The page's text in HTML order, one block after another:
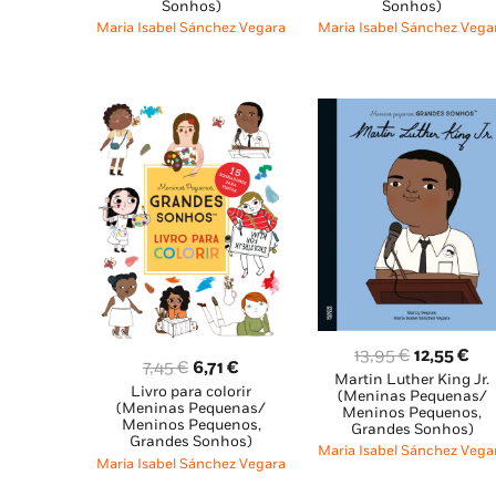
era:
13,95 €.12,55 €.
Sonhos)
Maria Isabel Sánchez Vegara
era:
13,95 €.
Sonhos)
Maria Isabel Sánchez
7,45€ O
preço
original
era:
7,45 €.
6,71 €
preço
atual
é:
6,71 €.
Livro para colorir
(Meninas Pequenas/
Meninos Pequenos,
Grandes Sonhos)
Maria Isabel Sánchez Vegara
13,95€O
preço
original
era:
13,95 €.
12,55€
é:
Martin Luther King Jr.
(Meninas Pequenas/
Meninos Pequenos,
Grandes Sonhos)
Maria Isabel Sánchez